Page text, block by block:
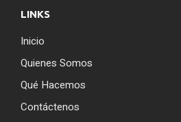
LINKS
Inicio
Quienes Somos
Qué Hacemos
Contáctenos